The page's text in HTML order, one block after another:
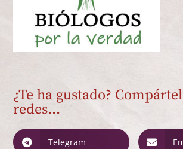
¿Te ha gustado?
redes...
Telegram